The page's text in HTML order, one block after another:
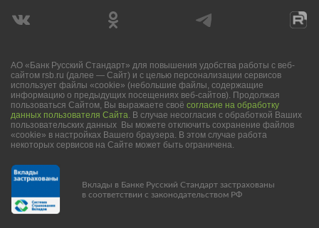
АО «Банк Русский Стандарт» для повышения удобства работы с веб-
сайтом rsb.ru (далее — Сайт) и с целью персонализации сервисов
использует файлы «cookie» (небольшие файлы, содержащие
информацию о предыдущих посещениях веб-сайтов). Продолжая
пользоваться Сайтом, Вы выражаете своё согласие на обработку
данных пользователя Сайта. В случае несогласия с обработкой Ваших
пользовательских данных Вы можете отключить сохранение файлов
«cookie» в настройках Вашего браузера. В этом случае работа
некоторых сервисов на Сайте может быть ограничена.
Вклады в Банке Русский Стандарт застрахованы
в соответствии с законодательством РФ